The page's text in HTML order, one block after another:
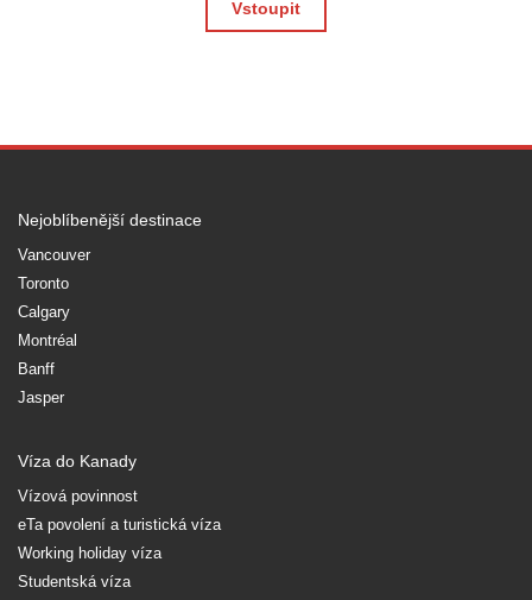
Vstoupit
Nejoblíbenější destinace
Vancouver
Toronto
Calgary
Montréal
Banff
Jasper
Víza do Kanady
Vízová povinnost
eTa povolení a turistická víza
Working holiday víza
Studentská víza